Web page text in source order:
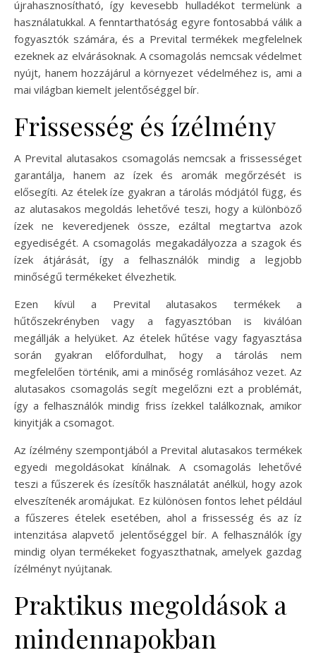
újrahasznosítható, így kevesebb hulladékot termelünk a
használatukkal. A fenntarthatóság egyre fontosabbá válik a
fogyasztók számára, és a Prevital termékek megfelelnek
ezeknek az elvárásoknak. A csomagolás nemcsak védelmet
nyújt, hanem hozzájárul a környezet védelméhez is, ami a
mai világban kiemelt jelentőséggel bír.
Frissesség és ízélmény
A Prevital alutasakos csomagolás nemcsak a frissességet
garantálja, hanem az ízek és aromák megőrzését is
elősegíti. Az ételek íze gyakran a tárolás módjától függ, és
az alutasakos megoldás lehetővé teszi, hogy a különböző
ízek ne keveredjenek össze, ezáltal megtartva azok
egyediségét. A csomagolás megakadályozza a szagok és
ízek átjárását, így a felhasználók mindig a legjobb
minőségű termékeket élvezhetik.
Ezen kívül a Prevital alutasakos termékek a
hűtőszekrényben vagy a fagyasztóban is kiválóan
megállják a helyüket. Az ételek hűtése vagy fagyasztása
során gyakran előfordulhat, hogy a tárolás nem
megfelelően történik, ami a minőség romlásához vezet. Az
alutasakos csomagolás segít megelőzni ezt a problémát,
így a felhasználók mindig friss ízekkel találkoznak, amikor
kinyitják a csomagot.
Az ízélmény szempontjából a Prevital alutasakos termékek
egyedi megoldásokat kínálnak. A csomagolás lehetővé
teszi a fűszerek és ízesítők használatát anélkül, hogy azok
elveszítenék aromájukat. Ez különösen fontos lehet például
a fűszeres ételek esetében, ahol a frissesség és az íz
intenzitása alapvető jelentőséggel bír. A felhasználók így
mindig olyan termékeket fogyaszthatnak, amelyek gazdag
ízélményt nyújtanak.
Praktikus megoldások a
mindennapokban